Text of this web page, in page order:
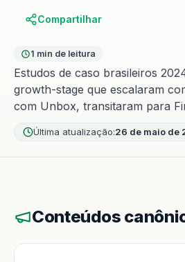
Compartilhar
1 min de leitura
Estudos de caso brasileiros
growth-stage que escalaram
com Unbox, transitaram para
Última atualização:26 de maio de
Conteúdos